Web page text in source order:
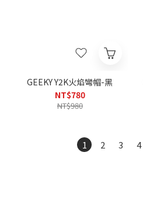
GEEKY Y2K火焰彎帽-黑
NT$780
NT$980
1 2 3 4